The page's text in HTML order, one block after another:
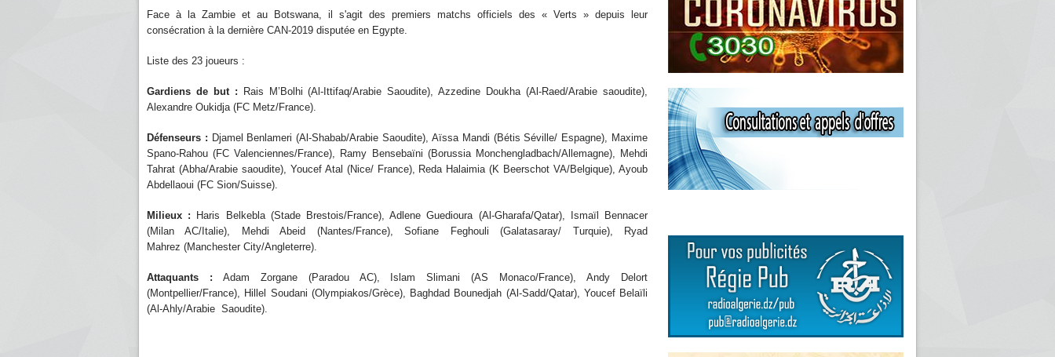
Face à la Zambie et au Botswana, il s'agit des premiers matchs officiels des « Verts » depuis leur
consécration à la dernière CAN-2019 disputée en Egypte.
Liste des 23 joueurs :
Gardiens de but : Rais M’Bolhi (Al-Ittifaq/Arabie Saoudite), Azzedine Doukha (Al-Raed/Arabie saoudite),
Alexandre Oukidja (FC Metz/France).
Défenseurs : Djamel Benlameri (Al-Shabab/Arabie Saoudite), Aïssa Mandi (Bétis Séville/ Espagne), Maxime
Spano-Rahou (FC Valenciennes/France), Ramy Bensebaïni (Borussia Monchengladbach/Allemagne), Mehdi
Tahrat (Abha/Arabie saoudite), Youcef Atal (Nice/ France), Reda Halaimia (K Beerschot VA/Belgique), Ayoub
Abdellaoui (FC Sion/Suisse).
Milieux :
Haris Belkebla (Stade Brestois/France), Adlene Guedioura (Al-Gharafa/Qatar), Ismaïl Bennacer
(Milan AC/Italie), Mehdi Abeid (Nantes/France), Sofiane Feghouli (Galatasaray/ Turquie), Ryad
Mahrez (Manchester City/Angleterre).
Attaquants : Adam Zorgane (Paradou AC), Islam Slimani (AS Monaco/France), Andy Delort
(Montpellier/France), Hillel Soudani (Olympiakos/Grèce), Baghdad Bounedjah (Al-Sadd/Qatar), Youcef Belaïli
(Al-Ahly/Arabie Saoudite).